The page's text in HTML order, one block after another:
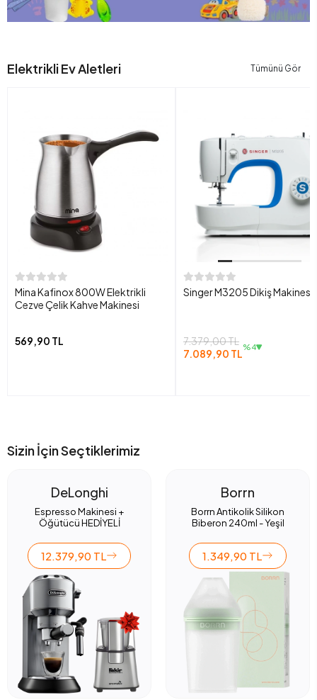
Elektrikli Ev Aletleri Tümünü Gör
Mina Kafinox 800W Elektrikli
Cezve Çelik Kahve Makinesi
569,90 TL
Singer M3205 Dikiş Makinesi
7.379,00 TL
7.089,90 TL %4
Sizin İçin Seçtiklerimiz
DeLonghi
Espresso Makinesi +
Öğütücü HEDİYELİ
12.379,90 TL
Borrn
Borrn Antikolik Silikon
Biberon 240ml - Yeşil
1.349,90 TL